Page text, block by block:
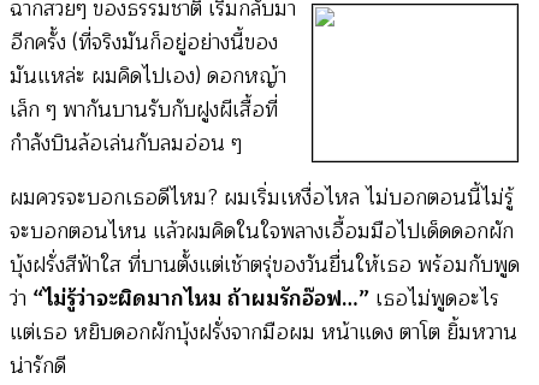
ฉากสวยๆ ของธรรมชาติ เริ่มกลับมา
อีกครั้ง (ที่จริงมันก็อยู่อย่างนี้ของ
มันแหล่ะ ผมคิดไปเอง) ดอกหญ้า
เล็ก ๆ พากันบานรับกับฝูงผีเสื้อที่
กำลังบินล้อเล่นกับลมอ่อน ๆ
ผมควรจะบอกเธอดีไหม? ผมเริ่มเหงื่อไหล ไม่บอกตอนนี้ไม่รู้
จะบอกตอนไหน แล้วผมคิดในใจพลางเอื้อมมือไปเด็ดดอกผัก
บุ้งฝรั่งสีฟ้าใส ที่บานตั้งแต่เช้าตรุ่ของวันยื่นให้เธอ พร้อมกับพูด
ว่า “ไม่รู้ว่าจะผิดมากไหม ถ้าผมรักอ๊อฟ…” เธอไม่พูดอะไร
แต่เธอ หยิบดอกผักบุ้งฝรั่งจากมือผม หน้าแดง ตาโต ยิ้มหวาน
น่ารักดี